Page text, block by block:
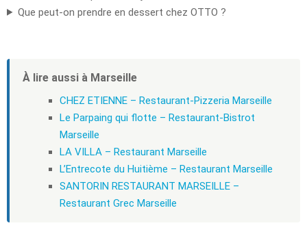
Que peut-on prendre en dessert chez OTTO ?
À lire aussi à Marseille
CHEZ ETIENNE – Restaurant-Pizzeria Marseille
Le Parpaing qui flotte – Restaurant-Bistrot
Marseille
LA VILLA – Restaurant Marseille
L’Entrecote du Huitième – Restaurant Marseille
SANTORIN RESTAURANT MARSEILLE –
Restaurant Grec Marseille